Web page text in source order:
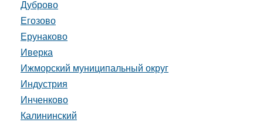
Дуброво
Егозово
Ерунаково
Иверка
Ижморский муниципальный округ
Индустрия
Инченково
Калининский